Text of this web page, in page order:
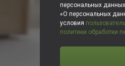
персональных
«О персональных
условия
политики обработки